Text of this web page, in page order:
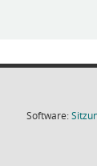
Software: